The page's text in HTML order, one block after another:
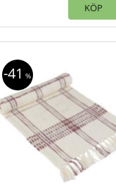
KÖP
41 %